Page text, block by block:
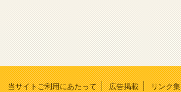
当サイトご利用にあたって 広告掲載 リンク集